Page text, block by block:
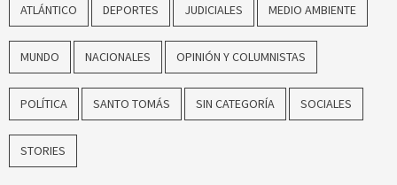
ATLÁNTICO DEPORTES JUDICIALES MEDIO AMBIENTE
MUNDO NACIONALES OPINIÓN Y COLUMNISTAS
POLÍTICA SANTO TOMÁS SIN CATEGORÍA SOCIALES
STORIES